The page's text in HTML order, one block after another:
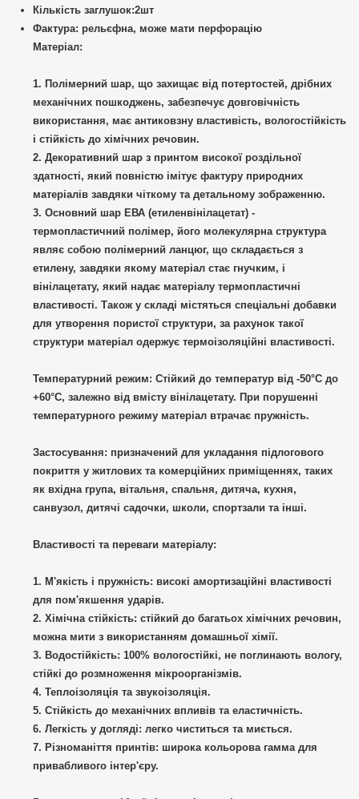
Кількість заглушок:2шт
Фактура: рельєфна, може мати перфорацію
Матеріал:
Полімерний шар, що захищає від потертостей, дрібних
механічних пошкоджень, забезпечує довговічність
використання, має антиковзну властивість, вологостійкість
і стійкість до хімічних речовин.
Декоративний шар з принтом високої роздільної
здатності, який повністю імітує фактуру природних
матеріалів завдяки чіткому та детальному зображенню.
Основний шар ЕВА (етиленвінілацетат) -
термопластичний полімер, його молекулярна структура
являє собою полімерний ланцюг, що складається з
етилену, завдяки якому матеріал стає гнучким, і
вінілацетату, який надає матеріалу термопластичні
властивості. Також у складі містяться спеціальні добавки
для утворення пористої структури, за рахунок такої
структури матеріал одержує термоізоляційні властивості.
Температурний режим: Стійкий до температур від -50°C до
+60°C, залежно від вмісту вінілацетату. При порушенні
температурного режиму матеріал втрачає пружність.
Застосування: призначений для укладання підлогового
покриття у житлових та комерційних приміщеннях, таких
як вхідна група, вітальня, спальня, дитяча, кухня,
санвузол, дитячі садочки, школи, спортзали та інші.
Властивості та переваги матеріалу:
М'якість і пружність: високі амортизаційні властивості
для пом'якшення ударів.
Хімічна стійкість: стійкий до багатьох хімічних речовин,
можна мити з використанням домашньої хімії.
Водостійкість: 100% вологостійкі, не поглинають вологу,
стійкі до розмноження мікроорганізмів.
Теплоізоляція та звукоізоляція.
Стійкість до механічних впливів та еластичність.
Легкість у догляді: легко чиститься та миється.
Різноманіття принтів: широка кольорова гамма для
привабливого інтер'єру.